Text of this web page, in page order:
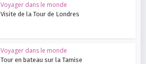
Voyager dans le monde
Visite de la Tour de Londres
Voyager dans le monde
Tour en bateau sur la Tamise